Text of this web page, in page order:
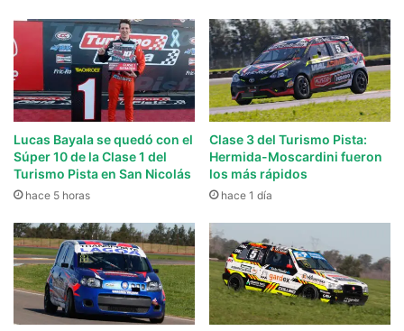
Lucas Bayala se quedó con el
Súper 10 de la Clase 1 del
Turismo Pista en San Nicolás
hace 5 horas
Clase 3 del Turismo Pista:
Hermida-Moscardini fueron
los más rápidos
hace 1 día